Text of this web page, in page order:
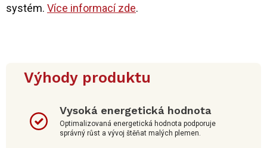
systém. Více informací zde.
Výhody produktu
Vysoká energetická hodnota
Optimalizovaná energetická hodnota podporuje
správný růst a vývoj štěňat malých plemen.